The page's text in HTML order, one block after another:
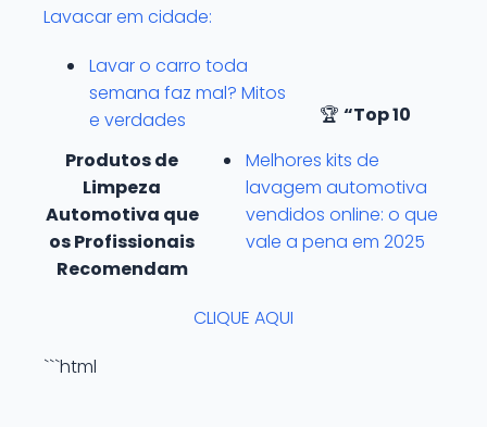
Lavacar em cidade:
Lavar o carro toda
semana faz mal? Mitos
e verdades
Melhores kits de
lavagem automotiva
vendidos online: o que
vale a pena em 2025
🏆 “Top 10
Produtos de
Limpeza
Automotiva que
os Profissionais
Recomendam
CLIQUE AQUI
```html